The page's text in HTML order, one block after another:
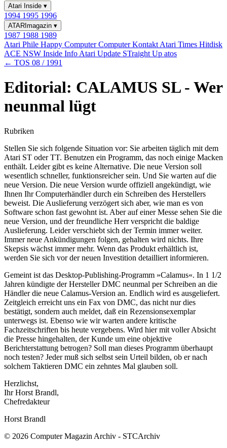
Atari Inside ▾
1994 1995 1996
ATARImagazin ▾
1987 1988 1989
Atari Phile Happy ComputerComputer Kontakt Atari Times Hitdisk
ACE NSW Inside Info Atari Update STraight Up atos
← TOS 08 / 1991
Editorial: CALAMUS SL - Wer
neunmal lügt
Rubriken
Stellen Sie sich folgende Situation vor: Sie arbeiten täglich mit dem
Atari ST oder TT. Benutzen ein Programm, das noch einige Macken
enthält. Leider gibt es keine Alternative. Die neue Version soll
wesentlich schneller, funktionsreicher sein. Und Sie warten auf die
neue Version. Die neue Version wurde offiziell angekündigt, wie
Ihnen Ihr Computerhändler durch ein Schreiben des Herstellers
beweist. Die Auslieferung verzögert sich aber, wie man es von
Software schon fast gewohnt ist. Aber auf einer Messe sehen Sie die
neue Version, und der freundliche Herr verspricht die baldige
Auslieferung. Leider verschiebt sich der Termin immer weiter.
Immer neue Ankündigungen folgen, gehalten wird nichts. Ihre
Skepsis wächst immer mehr. Wenn das Produkt erhältlich ist,
werden Sie sich vor der neuen Investition detailliert informieren.
Gemeint ist das Desktop-Publishing-Programm »Calamus«. In 1 1/2
Jahren kündigte der Hersteller DMC neunmal per Schreiben an die
Händler die neue Calamus-Version an. Endlich wird es ausgeliefert.
Zeitgleich erreicht uns ein Fax von DMC, das nicht nur dies
bestätigt, sondern auch meldet, daß ein Rezensionsexemplar
unterwegs ist. Ebenso wie wir warten andere kritische
Fachzeitschriften bis heute vergebens. Wird hier mit voller Absicht
die Presse hingehalten, der Kunde um eine objektive
Berichterstattung betrogen? Soll man dieses Programm überhaupt
noch testen? Jeder muß sich selbst sein Urteil bilden, ob er nach
solchem Taktieren DMC ein zehntes Mal glauben soll.
Herzlichst,
Ihr Horst Brandl,
Chefredakteur
Horst Brandl
© 2026 Computer Magazin Archiv - STCArchiv